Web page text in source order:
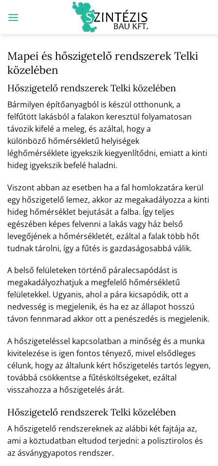
Mapei és hőszigetelő rendszerek Telki
közelében
Hőszigetelő rendszerek Telki közelében
Bármilyen építőanyagból is készül otthonunk, a
felfűtött lakásból a falakon keresztül folyamatosan
távozik kifelé a meleg, és azáltal, hogy a
különböző hőmérsékletű helyiségek
léghőmérséklete igyekszik kiegyenlítődni, emiatt a kinti
hideg igyekszik befelé haladni.
Viszont abban az esetben ha a fal homlokzatára kerül
egy hőszigetelő lemez, akkor az megakadályozza a kinti
hideg hőmérséklet bejutását a falba. Így teljes
egészében képes felvenni a lakás vagy ház belső
levegőjének a hőmérsékletét, ezáltal a falak több hőt
tudnak tárolni, így a fűtés is gazdaságosabbá válik.
A belső felületeken történő páralecsapódást is
megakadályozhatjuk a megfelelő hőmérsékletű
felületekkel. Ugyanis, ahol a pára kicsapódik, ott a
nedvesség is megjelenik, és ha ez az állapot hosszú
távon fennmarad akkor ott a penészedés is megjelenik.
A hőszigeteléssel kapcsolatban a minőség és a munka
kivitelezése is igen fontos tényező, mivel elsődleges
célunk, hogy az általunk kért hőszigetelés tartós legyen,
továbbá csökkentse a fűtésköltségeket, ezáltal
visszahozza a hőszigetelés árát.
Hőszigetelő rendszerek Telki közelében
A hőszigetelő rendszereknek az alábbi két fajtája az,
ami a köztudatban eltudod terjedni: a polisztirolos és
az ásványgyapotos rendszer.